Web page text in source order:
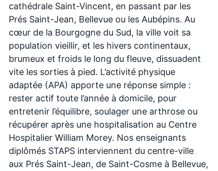
cathédrale Saint-Vincent, en passant par les
Prés Saint-Jean, Bellevue ou les Aubépins. Au
cœur de la Bourgogne du Sud, la ville voit sa
population vieillir, et les hivers continentaux,
brumeux et froids le long du fleuve, dissuadent
vite les sorties à pied. L’activité physique
adaptée (APA) apporte une réponse simple :
rester actif toute l’année à domicile, pour
entretenir l’équilibre, soulager une arthrose ou
récupérer après une hospitalisation au Centre
Hospitalier William Morey. Nos enseignants
diplômés STAPS interviennent du centre-ville
aux Prés Saint-Jean, de Saint-Cosme à Bellevue,